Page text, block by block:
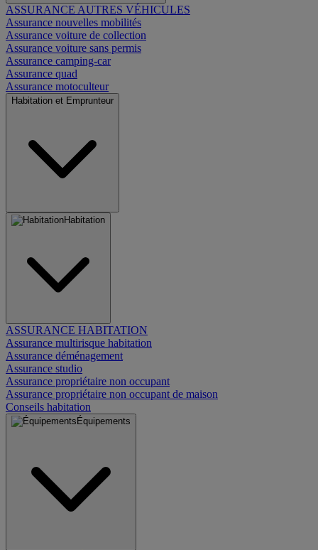
ASSURANCE AUTRES VÉHICULES
Assurance nouvelles mobilités
Assurance voiture de collection
Assurance voiture sans permis
Assurance camping-car
Assurance quad
Assurance motoculteur
Habitation et Emprunteur
Habitation
ASSURANCE HABITATION
Assurance multirisque habitation
Assurance déménagement
Assurance studio
Assurance propriétaire non occupant
Assurance propriétaire non occupant de maison
Conseils habitation
Équipements